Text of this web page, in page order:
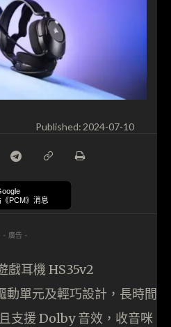
Published: 2024-07-10
《PCM》消息
- 廣告 -
戲耳機 HS35v2
單元及輕巧設計，長時間
支援 Dolby 音效，收音咪